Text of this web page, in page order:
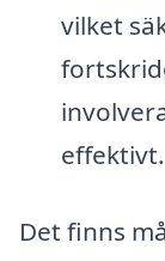
vilket
effektivt.
Det finns